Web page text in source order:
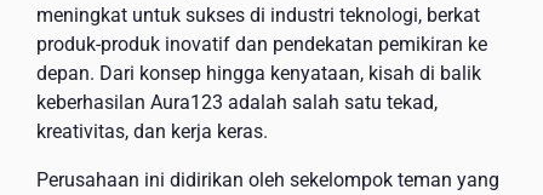
meningkat untuk sukses di industri teknologi, berkat
produk-produk inovatif dan pendekatan pemikiran ke
depan. Dari konsep hingga kenyataan, kisah di balik
keberhasilan Aura123 adalah salah satu tekad,
kreativitas, dan kerja keras.
Perusahaan ini didirikan oleh sekelompok teman yang